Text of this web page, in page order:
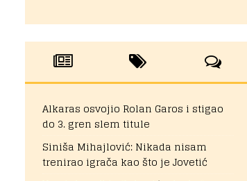
Alkaras osvojio Rolan Garos i stigao
do 3. gren slem titule
Siniša Mihajlović: Nikada nisam
trenirao igrača kao što je Jovetić